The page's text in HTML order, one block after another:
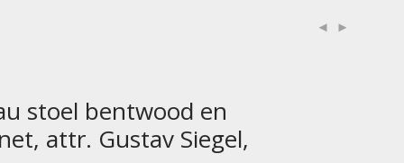
stoel bentwood en
attr. Gustav Siegel,